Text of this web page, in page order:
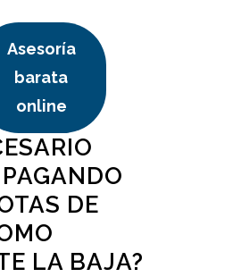
Asesoría
barata
online
DE
LA BAJA?